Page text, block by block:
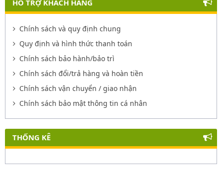
HỖ TRỢ KHÁCH HÀNG
Chính sách và quy định chung
Quy định và hình thức thanh toán
Chính sách bảo hành/bảo trì
Chính sách đổi/trả hàng và hoàn tiền
Chính sách vận chuyển / giao nhận
Chính sách bảo mật thông tin cá nhân
THỐNG KÊ